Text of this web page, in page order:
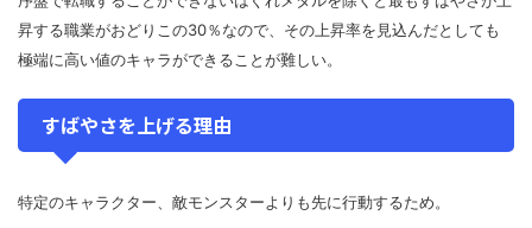
昇する職業がおどりこの30％なので、その上昇率を見込んだとしても
極端に高い値のキャラができることが難しい。
すばやさを上げる理由
特定のキャラクター、敵モンスターよりも先に行動するため。